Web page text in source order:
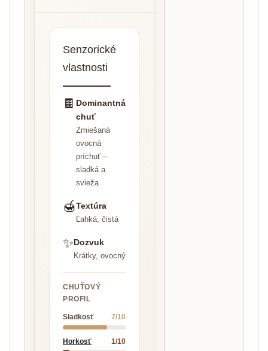
Senzorické
vlastnosti
🍫 Dominantná
chuť
Zmiešaná
ovocná
príchuť –
sladká a
svieža
🍯Textúra
Ľahká, čistá
✨Dozvuk
Krátky, ovocný
CHUŤOVÝ
PROFIL
Sladkosť 7/10
Horkosť 1/10